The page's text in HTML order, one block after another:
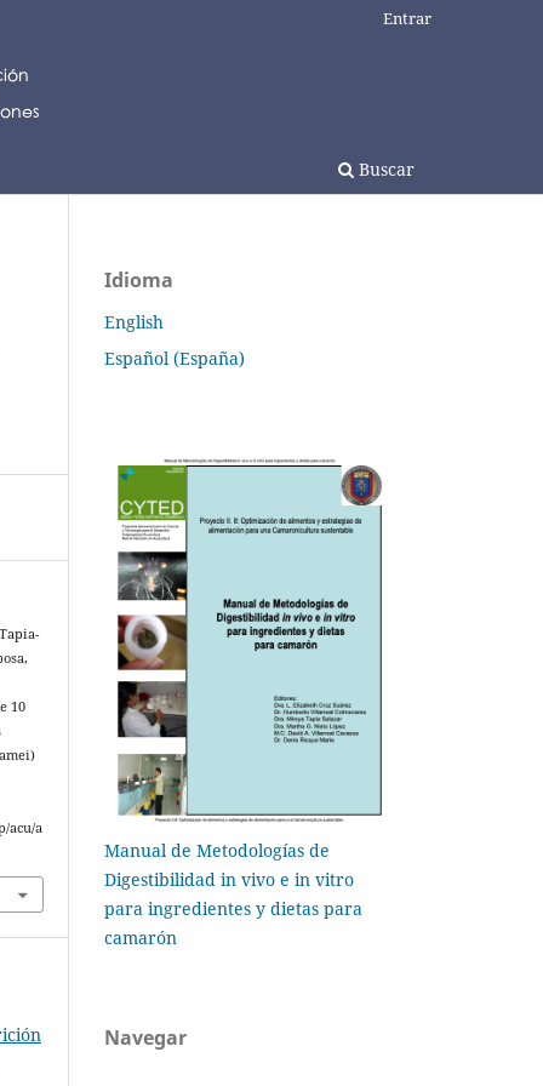
Buscar
Entrar
10
acu/a
Idioma
English
Español (España)
Manual de Metodologías de
Digestibilidad in vivo e in vitro
para ingredientes y dietas para
camarón
Navegar